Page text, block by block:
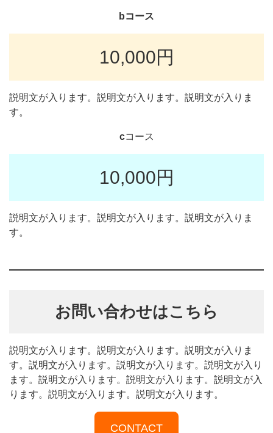
bコース
10,000円
説明文が入ります。説明文が入ります。説明文が入りま
す。
cコース
10,000円
説明文が入ります。説明文が入ります。説明文が入りま
す。
お問い合わせはこちら
説明文が入ります。説明文が入ります。説明文が入りま
す。説明文が入ります。説明文が入ります。説明文が入り
ます。説明文が入ります。説明文が入ります。説明文が入
ります。説明文が入ります。説明文が入ります。
CONTACT